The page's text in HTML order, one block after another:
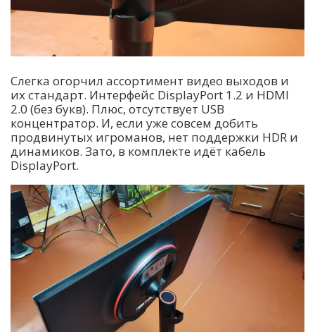
Слегка огорчил ассортимент видео выходов и
их стандарт. Интерфейс DisplayPort 1.2 и HDMI
2.0 (без букв). Плюс, отсутствует USB
концентратор. И, если уже совсем добить
продвинутых игроманов, нет поддержки HDR и
динамиков. Зато, в комплекте идёт кабель
DisplayPort.